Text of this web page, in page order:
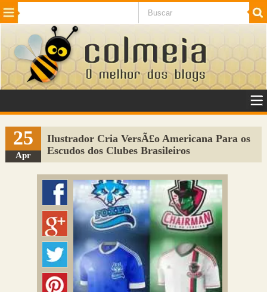
Beleza Cinema e TV
Internet Jogos NotÃ­cias SaÃºde
VeÃ­culos Adulto
Sugerir Link
Adicionar Blog
Colmeia Exchange
Perguntas Frequentes
25
Apr
Ilustrador Cria VersÃ£o Americana Para os
Escudos dos Clubes Brasileiros